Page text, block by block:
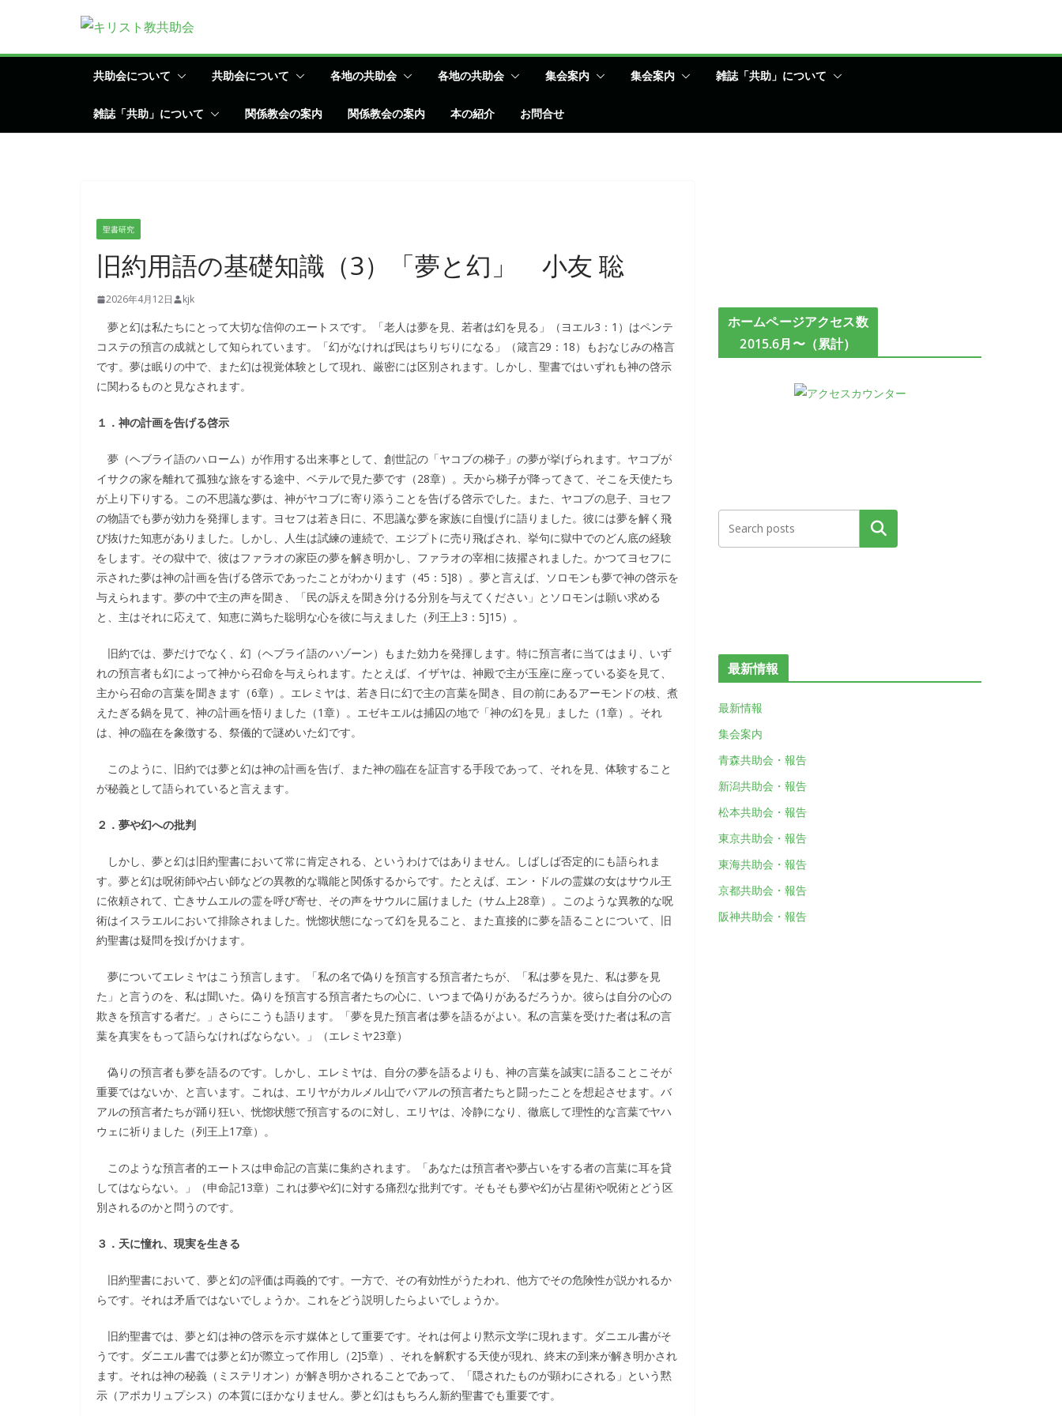
テ
共助会について 共助会について 各地の共助会 各地の共助会 集会案内 集会案内 雑誌「共助」について
雑誌「共助」について 関係教会の案内 関係教会の案内 本の紹介 お問合せ
聖書研究
旧約用語の基礎知識（3）「夢と幻」 小友 聡
2026年4月12日 kjk
夢と幻は私たちにとって大切な信仰のエートスです。「老人は夢を見、若者は幻を見る」（ヨエル3：1）はペンテ
コステの預言の成就として知られています。「幻がなければ民はちりぢりになる」（箴言29：18）もおなじみの格言
です。夢は眠りの中で、また幻は視覚体験として現れ、厳密には区別されます。しかし、聖書ではいずれも神の啓示
に関わるものと見なされます。
１．神の計画を告げる啓示
夢（ヘブライ語のハローム）が作用する出来事として、創世記の「ヤコブの梯子」の夢が挙げられます。ヤコブが
イサクの家を離れて孤独な旅をする途中、ベテルで見た夢です（28章）。天から梯子が降ってきて、そこを天使たち
が上り下りする。この不思議な夢は、神がヤコブに寄り添うことを告げる啓示でした。また、ヤコブの息子、ヨセフ
の物語でも夢が効力を発揮します。ヨセフは若き日に、不思議な夢を家族に自慢げに語りました。彼には夢を解く飛
び抜けた知恵がありました。しかし、人生は試練の連続で、エジプトに売り飛ばされ、挙句に獄中でのどん底の経験
をします。その獄中で、彼はファラオの家臣の夢を解き明かし、ファラオの宰相に抜擢されました。かつてヨセフに
示された夢は神の計画を告げる啓示であったことがわかります（45：5]8）。夢と言えば、ソロモンも夢で神の啓示を
与えられます。夢の中で主の声を聞き、「民の訴えを聞き分ける分別を与えてください」とソロモンは願い求める
と、主はそれに応えて、知恵に満ちた聡明な心を彼に与えました（列王上3：5]15）。
旧約では、夢だけでなく、幻（ヘブライ語のハゾーン）もまた効力を発揮します。特に預言者に当てはまり、いず
れの預言者も幻によって神から召命を与えられます。たとえば、イザヤは、神殿で主が玉座に座っている姿を見て、
主から召命の言葉を聞きます（6章）。エレミヤは、若き日に幻で主の言葉を聞き、目の前にあるアーモンドの枝、煮
えたぎる鍋を見て、神の計画を悟りました（1章）。エゼキエルは捕囚の地で「神の幻を見」ました（1章）。それ
は、神の臨在を象徴する、祭儀的で謎めいた幻です。
このように、旧約では夢と幻は神の計画を告げ、また神の臨在を証言する手段であって、それを見、体験すること
が秘義として語られていると言えます。
２．夢や幻への批判
しかし、夢と幻は旧約聖書において常に肯定される、というわけではありません。しばしば否定的にも語られま
す。夢と幻は呪術師や占い師などの異教的な職能と関係するからです。たとえば、エン・ドルの霊媒の女はサウル王
に依頼されて、亡きサムエルの霊を呼び寄せ、その声をサウルに届けました（サム上28章）。このような異教的な呪
術はイスラエルにおいて排除されました。恍惚状態になって幻を見ること、また直接的に夢を語ることについて、旧
約聖書は疑問を投げかけます。
夢についてエレミヤはこう預言します。「私の名で偽りを預言する預言者たちが、「私は夢を見た、私は夢を見
た」と言うのを、私は聞いた。偽りを預言する預言者たちの心に、いつまで偽りがあるだろうか。彼らは自分の心の
欺きを預言する者だ。」さらにこうも語ります。「夢を見た預言者は夢を語るがよい。私の言葉を受けた者は私の言
葉を真実をもって語らなければならない。」（エレミヤ23章）
偽りの預言者も夢を語るのです。しかし、エレミヤは、自分の夢を語るよりも、神の言葉を誠実に語ることこそが
重要ではないか、と言います。これは、エリヤがカルメル山でバアルの預言者たちと闘ったことを想起させます。バ
アルの預言者たちが踊り狂い、恍惚状態で預言するのに対し、エリヤは、冷静になり、徹底して理性的な言葉でヤハ
ウェに祈りました（列王上17章）。
このような預言者的エートスは申命記の言葉に集約されます。「あなたは預言者や夢占いをする者の言葉に耳を貸
してはならない。」（申命記13章）これは夢や幻に対する痛烈な批判です。そもそも夢や幻が占星術や呪術とどう区
別されるのかと問うのです。
３．天に憧れ、現実を生きる
旧約聖書において、夢と幻の評価は両義的です。一方で、その有効性がうたわれ、他方でその危険性が説かれるか
らです。それは矛盾ではないでしょうか。これをどう説明したらよいでしょうか。
旧約聖書では、夢と幻は神の啓示を示す媒体として重要です。それは何より黙示文学に現れます。ダニエル書がそ
うです。ダニエル書では夢と幻が際立って作用し（2]5章）、それを解釈する天使が現れ、終末の到来が解き明かされ
ます。それは神の秘義（ミステリオン）が解き明かされることであって、「隠されたものが顕わにされる」という黙
示（アポカリュプシス）の本質にほかなりません。夢と幻はもちろん新約聖書でも重要です。
ホームページアクセス数
2015.6月〜（累計）
検索
最新情報
最新情報
集会案内
青森共助会・報告
新潟共助会・報告
松本共助会・報告
東京共助会・報告
東海共助会・報告
京都共助会・報告
阪神共助会・報告